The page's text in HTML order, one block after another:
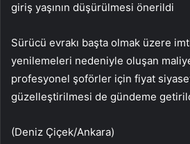
giriş yaşının düşürülmesi önerildi
Sürücü evrakı başta olmak üzere
yenilemeleri nedeniyle oluşan
profesyonel şoförler için fiyat
güzelleştirilmesi de gündeme
(Deniz Çiçek/Ankara)